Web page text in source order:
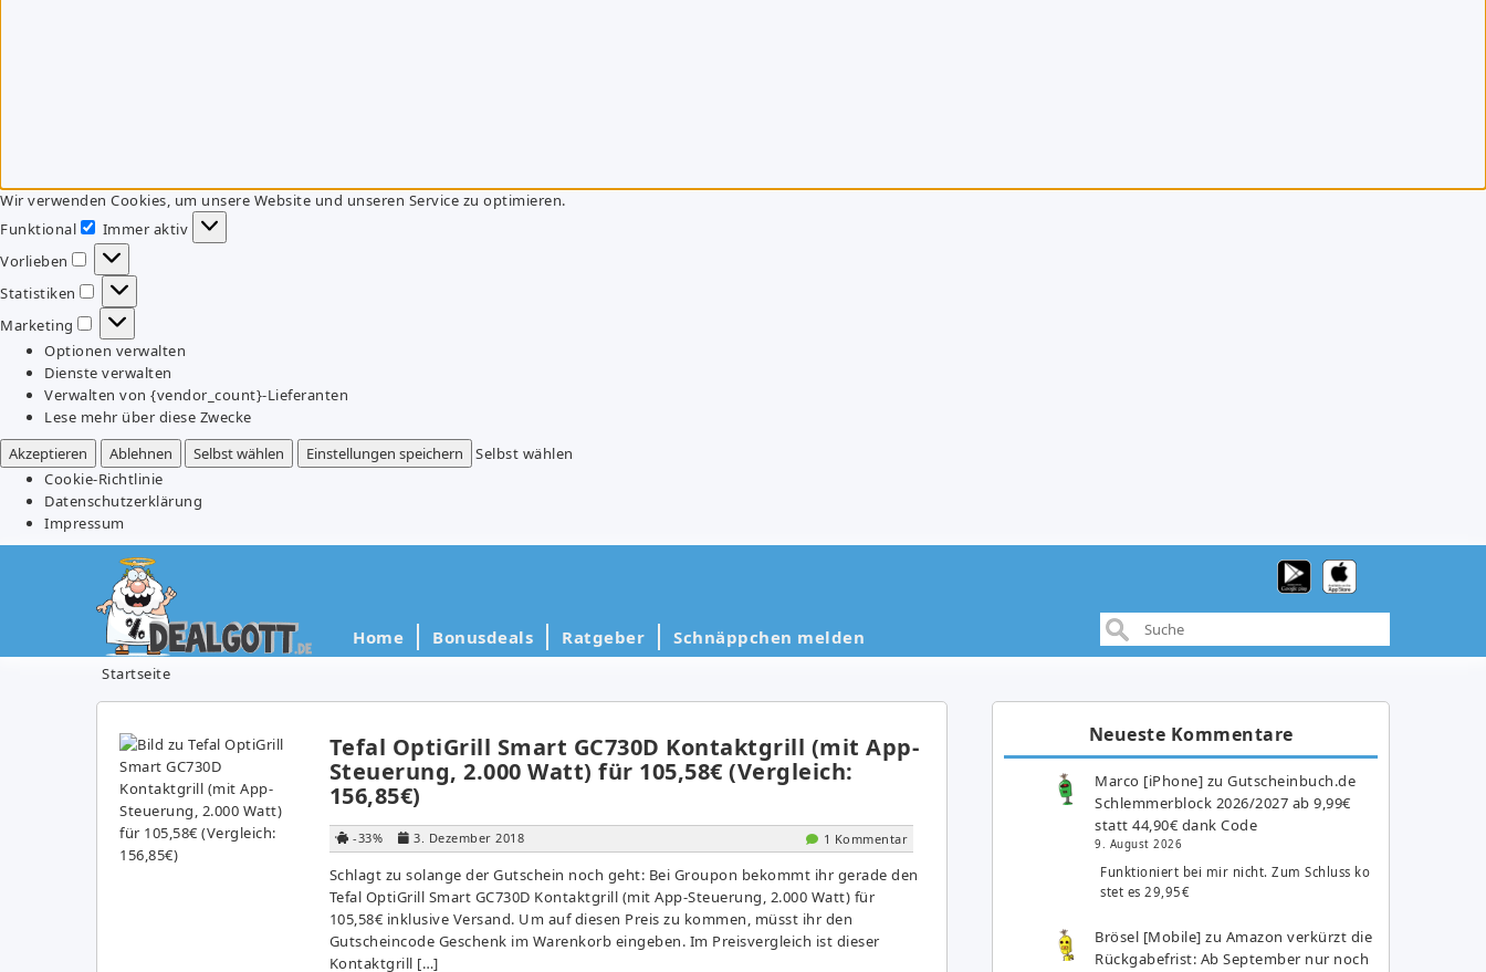
Wir verwenden Cookies, um unsere Website und unseren Service zu optimieren.
Funktional
Funktional
Immer aktiv
Vorlieben
Vorlieben
Statistiken
Statistiken
Marketing
Marketing
Optionen verwalten
Dienste verwalten
Verwalten von {vendor_count}-Lieferanten
Lese mehr über diese Zwecke
Akzeptieren
Ablehnen Selbst wählen Einstellungen speichern
Selbst wählen
Cookie-Richtlinie
Datenschutzerklärung
Impressum
Home Bonusdeals Ratgeber Schnäppchen melden
Startseite
Tefal OptiGrill Smart GC730D Kontaktgrill (mit App-
Steuerung, 2.000 Watt) für 105,58€ (Vergleich:
156,85€)
-33% 3. Dezember 2018 1 Kommentar
Schlagt zu solange der Gutschein noch geht: Bei Groupon bekommt ihr gerade den
Tefal OptiGrill Smart GC730D Kontaktgrill (mit App-Steuerung, 2.000 Watt) für
105,58€ inklusive Versand. Um auf diesen Preis zu kommen, müsst ihr den
Gutscheincode Geschenk im Warenkorb eingeben. Im Preisvergleich ist dieser
Kontaktgrill […]
Neueste Kommentare
Marco [iPhone] zuGutscheinbuch.de
Schlemmerblock 2026/2027 ab 9,99€
statt 44,90€ dank Code
9. August 2026
Funktioniert bei mir nicht. Zum Schluss ko
stet es 29,95€
Brösel [Mobile] zu Amazon verkürzt die
Rückgabefrist: Ab September nur noch